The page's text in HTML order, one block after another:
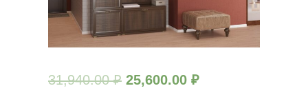
31,940.00₽ 25,600.00 ₽